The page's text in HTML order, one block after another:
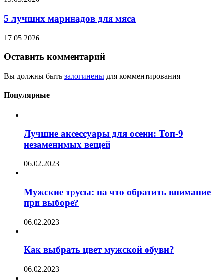
5 лучших маринадов для мяса
17.05.2026
Оставить комментарий
Вы должны быть залогинены для комментирования
Популярные
Лучшие аксессуары для осени: Топ-9
незаменимых вещей
06.02.2023
Мужские трусы: на что обратить внимание
при выборе?
06.02.2023
Как выбрать цвет мужской обуви?
06.02.2023